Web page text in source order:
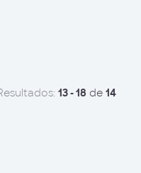
13 - 18 de 14